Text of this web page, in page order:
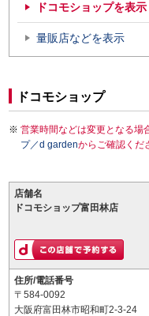
ドコモショップを表示
量販店などを表示
ドコモショップ
営業時間などは変更となる場
プ／d gardenからご確認くだ
店舗名
ドコモショップ富田林店
住所/電話番号
〒584-0092
大阪府富田林市昭和町2-3-24